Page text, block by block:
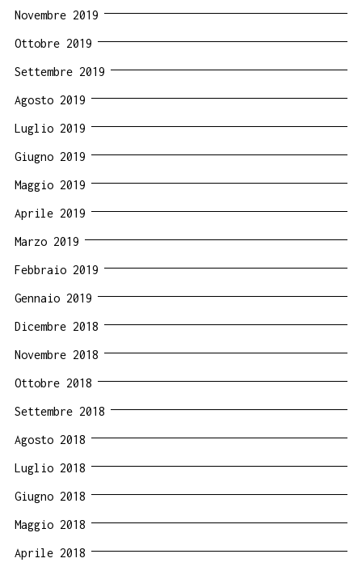
Novembre 2019
Ottobre 2019
Settembre 2019
Agosto 2019
Luglio 2019
Giugno 2019
Maggio 2019
Aprile 2019
Marzo 2019
Febbraio 2019
Gennaio 2019
Dicembre 2018
Novembre 2018
Ottobre 2018
Settembre 2018
Agosto 2018
Luglio 2018
Giugno 2018
Maggio 2018
Aprile 2018